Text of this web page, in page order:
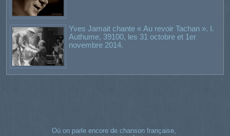
Yves Jamait chante « Au revoir Tachan ». I.
Authume, 39100, les 31 octobre et 1er
novembre 2014.
Où on parle encore de chanson française,